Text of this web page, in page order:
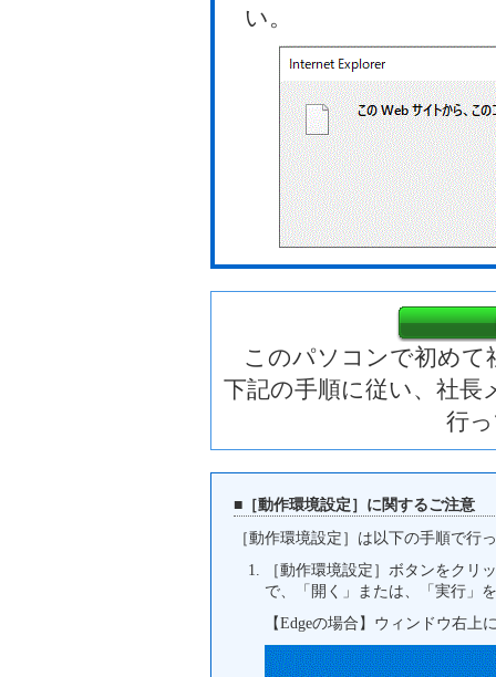
い。
このパソコンで初めて
下記の手順に従い、社長
行
■［動作環境設定］に関するご注意
［動作環境設定］は以下の手順で行
［動作環境設定］ボタンをクリ
で、「開く」または、「実行」
【Edgeの場合】ウィンドウ右